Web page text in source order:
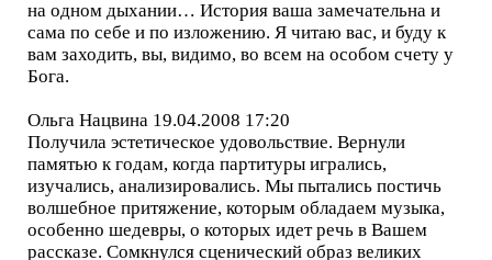
на одном дыхании… История ваша замечательна и
сама по себе и по изложению. Я читаю вас, и буду к
вам заходить, вы, видимо, во всем на особом счету у
Бога.
Ольга Нацвина 19.04.2008 17:20
Получила эстетическое удовольствие. Вернули
памятью к годам, когда партитуры игрались,
изучались, анализировались. Мы пытались постичь
волшебное притяжение, которым обладаем музыка,
особенно шедевры, о которых идет речь в Вашем
рассказе. Сомкнулся сценический образ великих